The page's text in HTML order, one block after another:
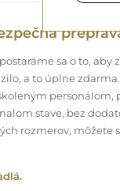
sa o to, aby
a to úplne
personálom,
stave, bez
rozmerov, môžete